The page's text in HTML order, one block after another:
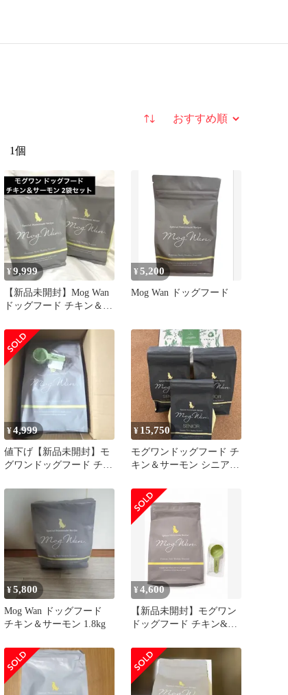
並び替え
1個
¥9,999
【新品未開封】Mog Wan
ドッグフード チキン＆サ
¥5,200
Mog Wan ドッグフード
¥4,999
値下げ【新品未開封】モ
グワンドッグフード チキ
¥ 15,750
モグワンドッグフード チ
キン＆サーモン シニア用
¥5,800
Mog Wan ドッグフード
チキン＆サーモン 1.8kg
¥4,600
【新品未開封】モグワン
ドッグフード チキン&サ